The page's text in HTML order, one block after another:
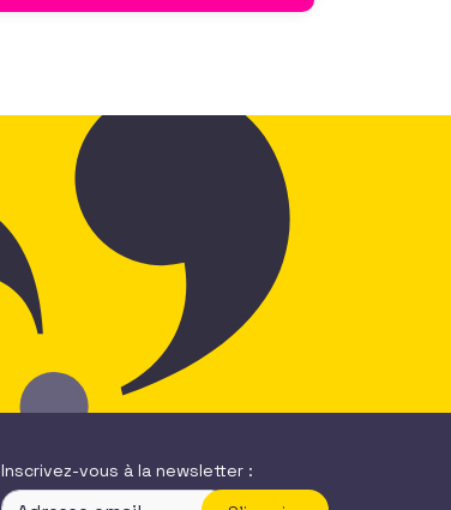
Inscrivez-vous à la newsletter :